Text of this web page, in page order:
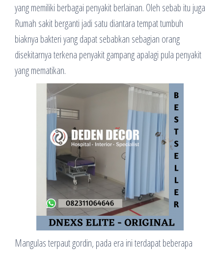
yang memiliki berbagai penyakit berlainan. Oleh sebab itu juga
Rumah sakit berganti jadi satu diantara tempat tumbuh
biaknya bakteri yang dapat sebabkan sebagian orang
disekitarnya terkena penyakit gampang apalagi pula penyakit
yang mematikan.
Mangulas terpaut gordin, pada era ini terdapat beberapa